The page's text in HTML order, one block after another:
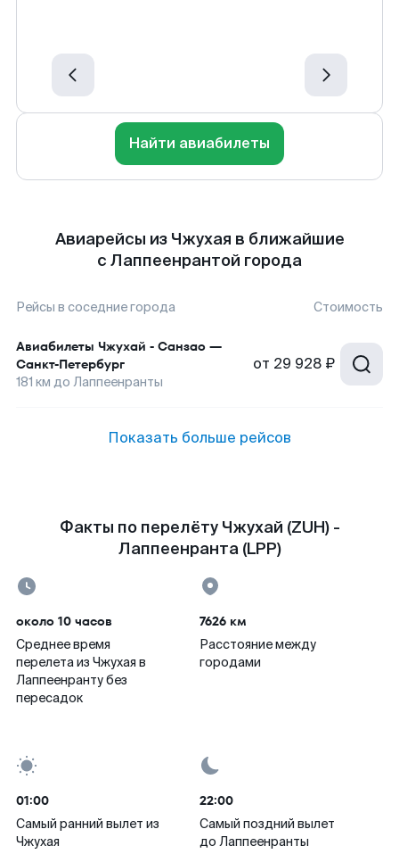
Найти авиабилеты
Авиарейсы из Чжухая в ближайшие
с Лаппеенрантой города
Рейсы в соседние города Стоимость
Авиабилеты Чжухай - Санзао —
Санкт-Петербург
181 км до Лаппеенранты
от 29 928 ₽
Показать больше рейсов
Факты по перелёту Чжухай (ZUH) -
Лаппеенранта (LPP)
около 10 часов
Среднее время
перелета из Чжухая в
Лаппеенранту без
пересадок
7626 км
Расстояние между
городами
01:00
Самый ранний вылет из
Чжухая
22:00
Самый поздний вылет
до Лаппеенранты